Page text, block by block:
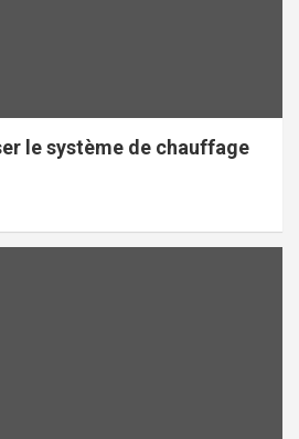
le système de chauffage